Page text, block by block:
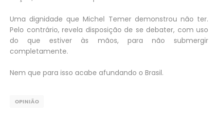
Uma dignidade que Michel Temer demonstrou não ter.
Pelo contrário, revela disposição de se debater, com uso
do que estiver às mãos, para não submergir
completamente.
Nem que para isso acabe afundando o Brasil.
OPINIÃO